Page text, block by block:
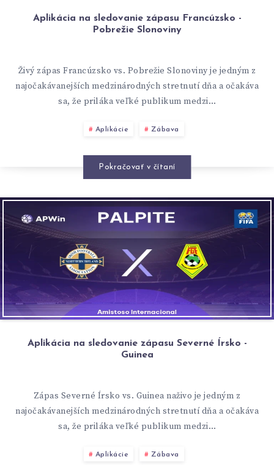
Aplikácia na sledovanie zápasu Francúzsko -
Pobrežie Slonoviny
Živý zápas Francúzsko vs. Pobrežie Slonoviny je jedným z
najočakávanejších medzinárodných stretnutí dňa a očakáva
sa, že priláka veľké publikum medzi…
Aplikácie Zábava
Pokračovať v čítaní
Aplikácia na sledovanie zápasu Severné Írsko -
Guinea
Zápas Severné Írsko vs. Guinea naživo je jedným z
najočakávanejších medzinárodných stretnutí dňa a očakáva
sa, že priláka veľké publikum medzi…
Aplikácie Zábava